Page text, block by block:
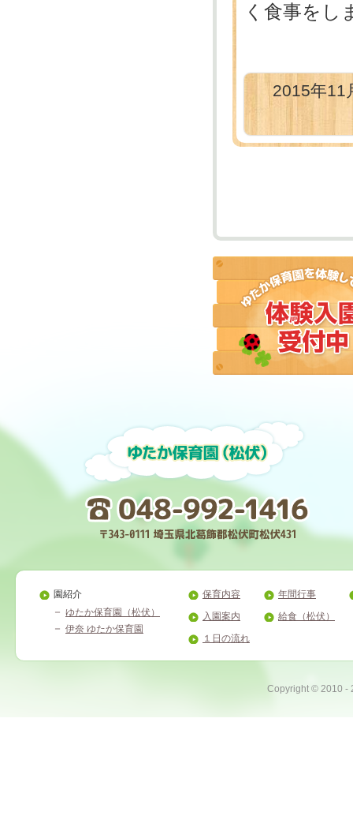
く食事をし
2015年11
園紹介
ゆたか保育園（松伏）
伊奈 ゆたか保育園
保育内容
入園案内
１日の流れ
年間行事
給食（松伏）
Copyright © 2010 -